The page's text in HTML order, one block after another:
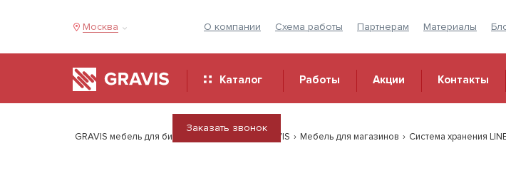
Москва О компании Схема работы Партнерам Материалы
Каталог Работы Акции Контакты
Заказать звонок
GRAVIS мебель для бизнеса Продукция GRAVIS › Мебель для магазинов › Система хранения